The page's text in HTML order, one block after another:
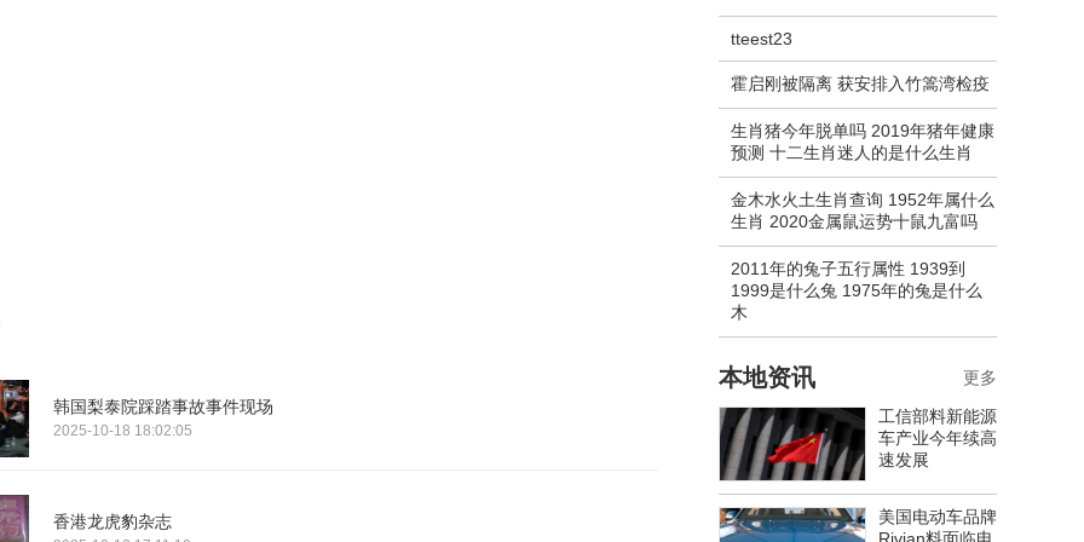
韩国梨泰院踩踏事故事件现场
2025-10-18 18:02:05
香港龙虎豹杂志
tteest23
霍启刚被隔离 获安排入竹篙湾检疫
生肖猪今年脱单吗 2019年猪年健康
预测 十二生肖迷人的是什么生肖
金木水火土生肖查询 1952年属什么
生肖 2020金属鼠运势十鼠九富吗
2011年的兔子五行属性 1939到
1999是什么兔 1975年的兔是什么
木
本地资讯
工信部料新能源
车产业今年续高
速发展
美国电动车品牌
更多